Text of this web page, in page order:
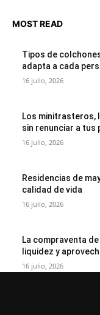
MOST READ
Tipos de
adapta a cada
16 julio, 2026
Los minitrasteros,
sin renunciar a tus
16 julio, 2026
Residencias de
calidad de vida
16 julio, 2026
La compraventa
liquidez y
16 julio, 2026